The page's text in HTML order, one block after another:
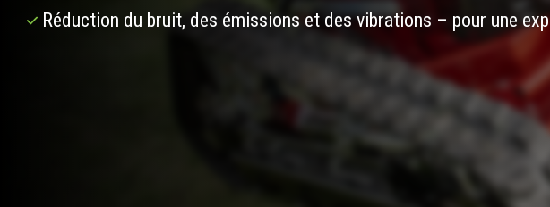
Réduction du bruit, des émissions et des vibrations – pour une